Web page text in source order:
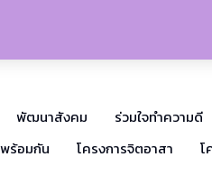
พัฒนาสังคม ร่วมใจทำความดี
ร้อมกัน โครงการจิตอาสา โ